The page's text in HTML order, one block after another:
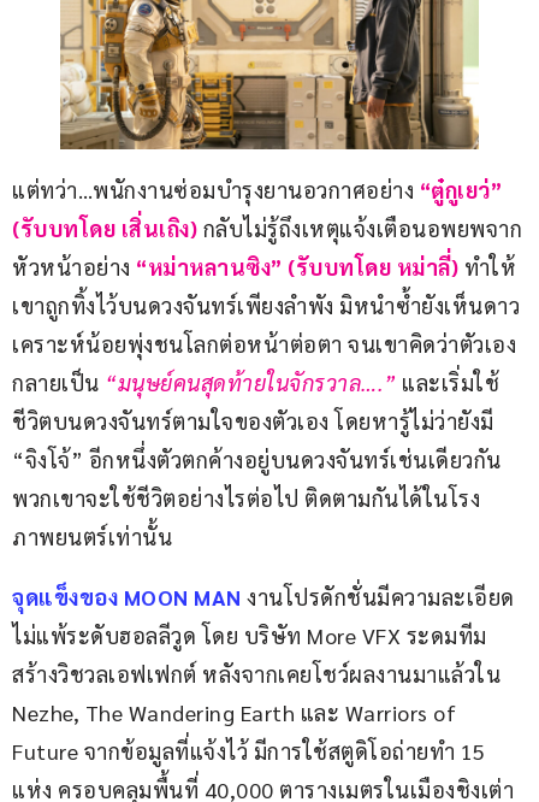
แต่ทว่า…พนักงานซ่อมบำรุงยานอวกาศอย่าง “ตู๋กูเยว่”
(รับบทโดย เสิ่นเถิง) กลับไม่รู้ถึงเหตุแจ้งเตือนอพยพจาก
หัวหน้าอย่าง “หม่าหลานซิง” (รับบทโดย หม่าลี่) ทำให้
เขาถูกทิ้งไว้บนดวงจันทร์เพียงลำพัง มิหนำซ้ำยังเห็นดาว
เคราะห์น้อยพุ่งชนโลกต่อหน้าต่อตา จนเขาคิดว่าตัวเอง
กลายเป็น “มนุษย์คนสุดท้ายในจักรวาล….” และเริ่มใช้
ชีวิตบนดวงจันทร์ตามใจของตัวเอง โดยหารู้ไม่ว่ายังมี
“จิงโจ้” อีกหนึ่งตัวตกค้างอยู่บนดวงจันทร์เช่นเดียวกัน
พวกเขาจะใช้ชีวิตอย่างไรต่อไป ติดตามกันได้ในโรง
ภาพยนตร์เท่านั้น
จุดแข็งของ MOON MAN งานโปรดักชั่นมีความละเอียด
ไม่แพ้ระดับฮอลลีวูด โดย บริษัท More VFX ระดมทีม
สร้างวิชวลเอฟเฟกต์ หลังจากเคยโชว์ผลงานมาแล้วใน
Nezhe, The Wandering Earth และ Warriors of
Future จากข้อมูลที่แจ้งไว้ มีการใช้สตูดิโอถ่ายทำ 15
แห่ง ครอบคลุมพื้นที่ 40,000 ตารางเมตรในเมืองชิงเต่า